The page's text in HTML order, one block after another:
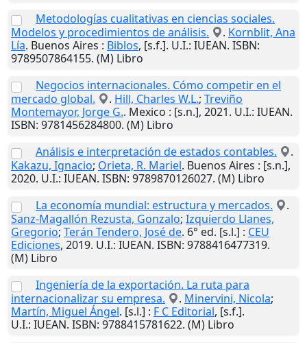
Metodologías cualitativas en ciencias sociales.
Modelos y procedimientos de análisis.
. Kornblit, Ana
Lía. Buenos Aires : Biblos, [s.f.]. U.I.: IUEAN. ISBN:
9789507864155. (M) Libro
Negocios internacionales. Cómo competir en el
mercado global.
. Hill, Charles W.L.; Treviño
Montemayor, Jorge G.. Mexico : [s.n.], 2021. U.I.: IUEAN.
ISBN: 9781456284800. (M) Libro
Análisis e interpretación de estados contables.
.
Kakazu, Ignacio; Orieta, R. Mariel. Buenos Aires : [s.n.],
2020. U.I.: IUEAN. ISBN: 9789870126027. (M) Libro
La economía mundial: estructura y mercados.
.
Sanz-Magallón Rezusta, Gonzalo; Izquierdo Llanes,
Gregorio; Terán Tendero, José de. 6° ed. [s.l.] : CEU
Ediciones, 2019. U.I.: IUEAN. ISBN: 9788416477319.
(M) Libro
Ingeniería de la exportación. La ruta para
internacionalizar su empresa.
. Minervini, Nicola;
Martín, Miguel Ángel. [s.l.] : F C Editorial, [s.f.].
U.I.: IUEAN. ISBN: 9788415781622. (M) Libro